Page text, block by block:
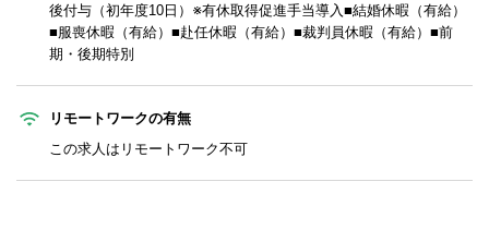
後付与（初年度10日）※有休取得促進手当導入■結婚休暇（有給）
■服喪休暇（有給）■赴任休暇（有給）■裁判員休暇（有給）■前
期・後期特別
リモートワークの有無
この求人はリモートワーク不可